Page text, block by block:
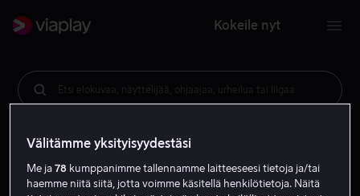
Kokeile nyt
Etsi elokuvaa, näyttelijää, ohjaajaa, urheilua tai liigaa
Välitämme yksityisyydestäsi
Me ja78 kumppanimme tallennamme laitteeseesi tietoja ja/tai
haemme niitä siitä, jotta voimme käsitellä henkilötietoja. Näitä